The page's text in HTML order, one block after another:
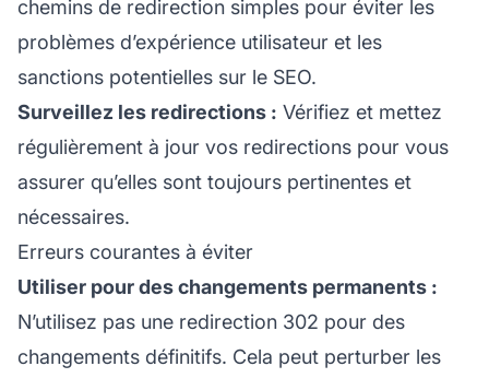
chemins de redirection simples pour éviter les
problèmes d’expérience utilisateur et les
sanctions potentielles sur le SEO.
Surveillez les redirections : Vérifiez et mettez
régulièrement à jour vos redirections pour vous
assurer qu’elles sont toujours pertinentes et
nécessaires.
Erreurs courantes à éviter
Utiliser pour des changements permanents :
N’utilisez pas une redirection 302 pour des
changements définitifs. Cela peut perturber les